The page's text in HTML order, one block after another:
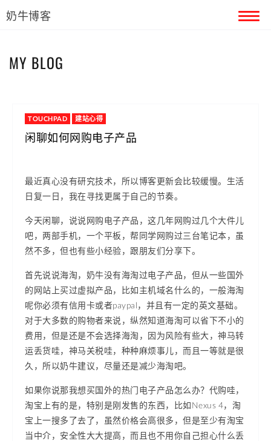
奶牛博客
MY BLOG
TOUCHPAD 建站心得
闲聊如何网购电子产品
最近真心没有研究技术，所以博客更新会比较缓慢。生活
日复一日，我在寻找更属于自己的节奏。
今天闲聊，说说网购电子产品，这几年网购过几个大件儿
吧，两部手机，一个平板，帮同学网购过三台笔记本，虽
然不多，但也有些小经验，跟朋友们分享下。
首先说说海淘，奶牛没有海淘过电子产品，但从一些国外
的网站上买过虚拟产品，比如主机域名什么的，一般海淘
呢你必须有信用卡或者paypal，并且有一定的英文基础。
对于大多数的购物者来说，纵然知道海淘可以省下不小的
费用，但是还是不会选择海淘，因为风险有些大，神马转
运丢货哇，神马关税哇，种种麻烦事儿，而且一等就是很
久，所以奶牛建议，尽量还是减少海淘吧。
如果你说那我想买国外的热门电子产品怎么办？代购哇，
淘宝上有的是，特别是刚发售的东西，比如Nexus 4，淘
宝上一搜多了去了，虽然价格会高很多，但是至少有淘宝
当中介，安全性大大提高，而且也不用你自己担心什么丢